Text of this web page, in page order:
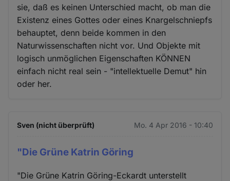
sie, daß es keinen Unterschied macht, ob man die
Existenz eines Gottes oder eines Knargelschniepfs
behauptet, denn beide kommen in den
Naturwissenschaften nicht vor. Und Objekte mit
logisch unmöglichen Eigenschaften KÖNNEN
einfach nicht real sein - "intellektuelle Demut" hin
oder her.
Sven (nicht überprüft) Mo. 4 Apr 2016 - 10:40
"Die Grüne Katrin Göring
"Die Grüne Katrin Göring-Eckardt unterstellt